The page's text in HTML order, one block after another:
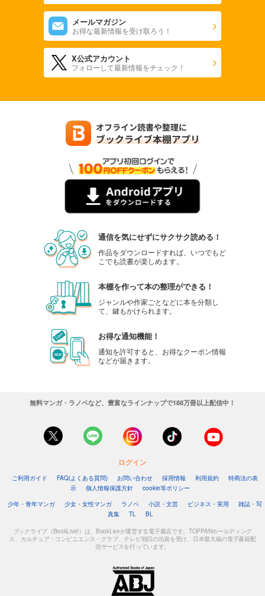
メールマガジン
お得な最新情報を受け取ろう！
X公式アカウント
フォローして最新情報をチェック！
通信を気にせずにサクサク読める！
作品をダウンロードすれば、いつでもど
こでも読書が楽しめます。
本棚を作って本の整理ができる！
ジャンルや作家ごとなどに本を分類し
て、鍵もかけられます。
お得な通知機能！
通知を許可すると、お得なクーポン情報
などが届きます。
無料マンガ・ラノベなど、豊富なラインナップで188万冊以上配信中！
ログイン
ご利用ガイド FAQ(よくある質問) お問い合わせ 採用情報 利用規約
特商法の表
示
個人情報保護方針
cookie等ポリシー
少年・青年マンガ
少女・女性マンガ ラノベ 小説・文芸 ビジネス・実用
雑誌・写
真集
TL BL
ブックライブ（BookLive!）は、BookLiveが運営する電子書店です。TOPPANホールディング
ス、カルチュア・コンビニエンス・クラブ、テレビ朝日の出資を受け、日本最大級の電子書籍配
信サービスを行っています。